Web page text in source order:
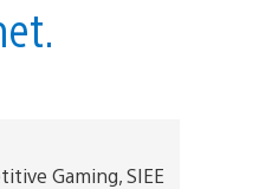
Gaming, SIEE